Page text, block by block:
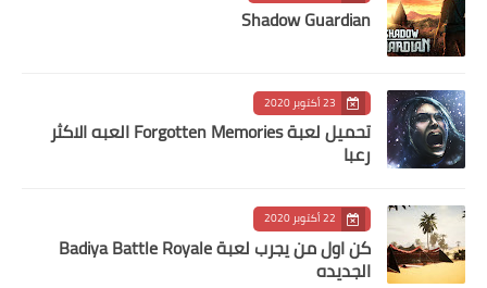
Shadow Guardian
23 أكتوبر 2020
تحميل لعبة Forgotten Memories‏ العبه الاكثر
رعبا
22 أكتوبر 2020
كن اول من يجرب لعبة Badiya Battle Royale
الجديده